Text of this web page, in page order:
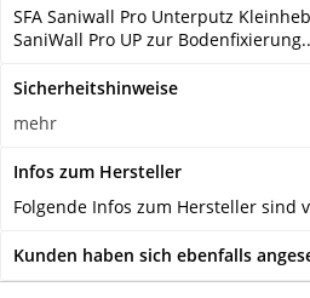
SFA Saniwall Pro Unterputz
SaniWall Pro UP zur
Sicherheitshinweise
mehr
Infos zum Hersteller
Folgende Infos zum Hersteller sind
Kunden haben sich ebenfalls